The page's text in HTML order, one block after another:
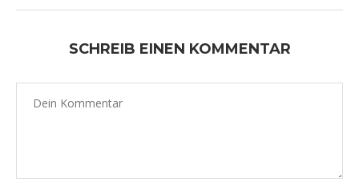
SCHREIB EINEN KOMMENTAR